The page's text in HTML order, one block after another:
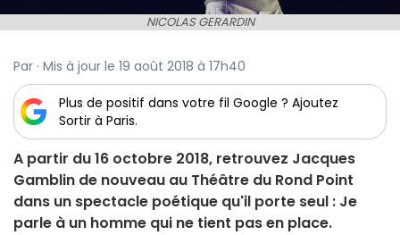
NICOLAS GERARDIN
Par · Mis à jour le 19 août 2018 à 17h40
Plus de positif dans votre fil Google ? Ajoutez
Sortir à Paris.
A partir du 16 octobre 2018, retrouvez Jacques
Gamblin de nouveau au Théâtre du Rond Point
dans un spectacle poétique qu'il porte seul : Je
parle à un homme qui ne tient pas en place.